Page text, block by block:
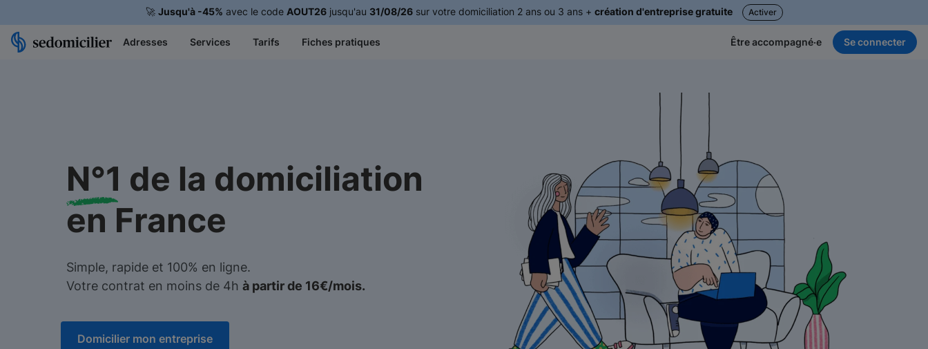
🚀 Jusqu'à -45% avec le code AOUT26jusqu'au 31/08/26sur votre domiciliation 2 ans ou 3 ans + création d'entreprise gratuite Activer
Adresses Services Tarifs Fiches pratiques Être accompagné·e Se connecter
N°1 de la domiciliation
en France
Simple, rapide et 100% en ligne.
Votre contrat en moins de 4h à partir de 16€/mois.
Domicilier mon entreprise